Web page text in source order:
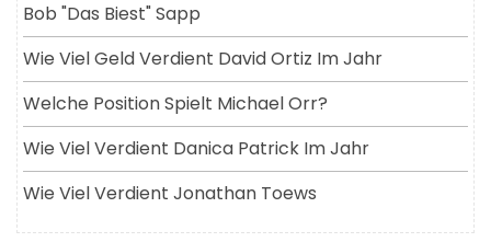
Bob "das Biest" Sapp
Wie Viel Geld Verdient David Ortiz Im Jahr
Welche Position Spielt Michael Orr?
Wie Viel Verdient Danica Patrick Im Jahr
Wie Viel Verdient Jonathan Toews